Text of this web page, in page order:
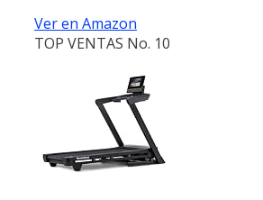
Ver en Amazon
TOP VENTAS No. 10